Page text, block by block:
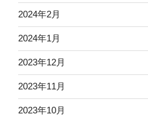
2024年2月
2024年1月
2023年12月
2023年11月
2023年10月